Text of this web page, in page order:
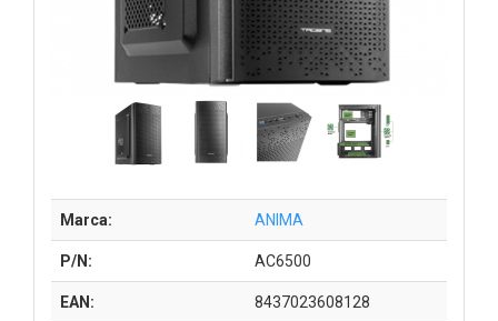
Marca: ANIMA
P/N: AC6500
EAN: 8437023608128